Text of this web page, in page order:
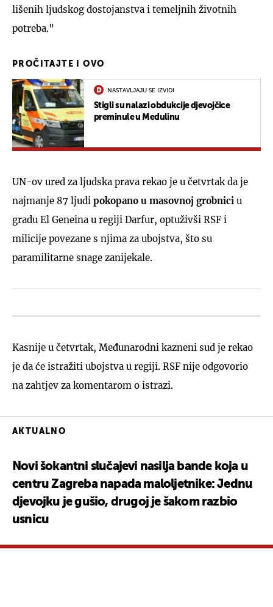
lišenih ljudskog dostojanstva i temeljnih životnih
potreba."
PROČITAJTE I OVO
NASTAVLJAJU SE IZVIDI
Stigli su nalazi obdukcije djevojčice
preminule u Medulinu
UN-ov ured za ljudska prava rekao je u četvrtak da je
najmanje 87 ljudi pokopano u masovnoj grobnici u
gradu El Geneina u regiji Darfur, optuživši RSF i
milicije povezane s njima za ubojstva, što su
paramilitarne snage zanijekale.
Kasnije u četvrtak, Međunarodni kazneni sud je rekao
je da će istražiti ubojstva u regiji. RSF nije odgovorio
na zahtjev za komentarom o istrazi.
AKTUALNO
Novi šokantni slučajevi nasilja bande koja u
centru Zagreba napada maloljetnike: Jednu
djevojku je gušio, drugoj je šakom razbio
usnicu